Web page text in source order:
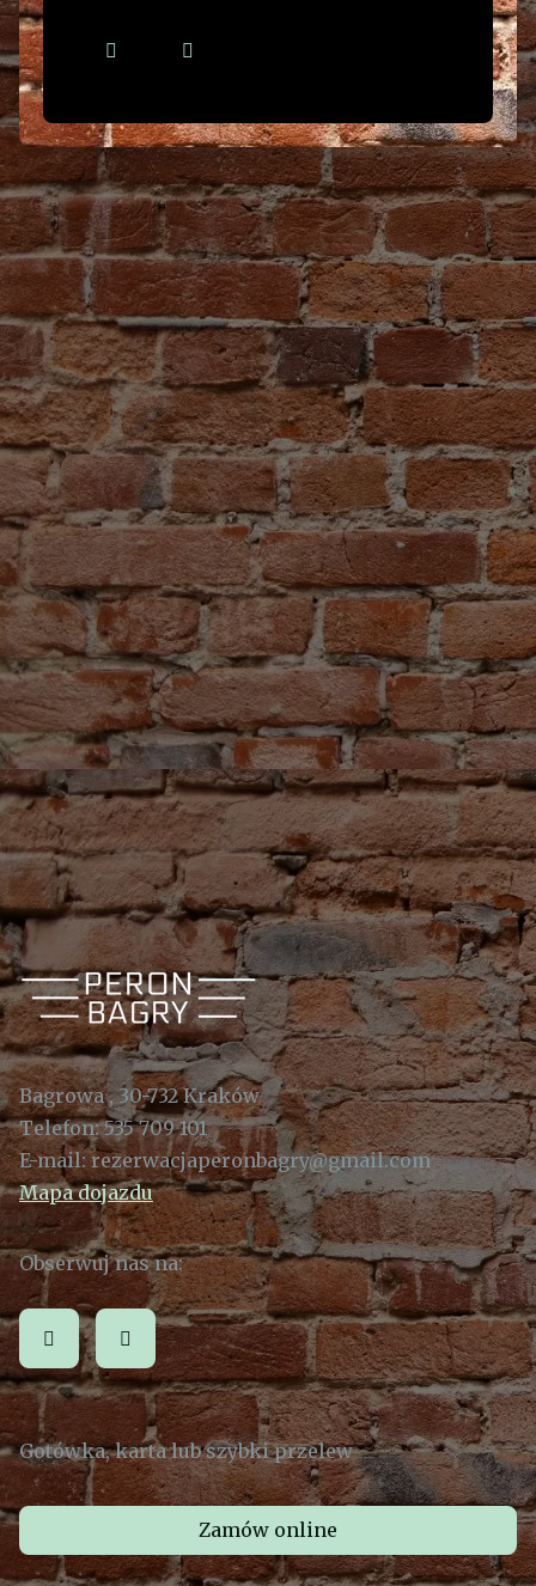
Bagrowa , 30-732 Kraków
Telefon:535 709 101
E-mail:rezerwacjaperonbagry@gmail.com
Mapa dojazdu
Obserwuj nas na:
Gotówka, karta lub szybki przelew
Zamów online